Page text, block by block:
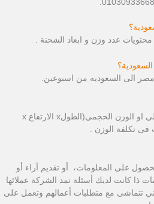
عدد وزن و ابعاد الشحنة .
الى السعوديه من اسبوعين.
حساب تكلفة الشحن بالوزن الفغلى او الوزن الحجمى(الطولx الارتفاع x
على المعلومات، أو تقديم آراء أو
ذا كانت لديك أسئلة تمد الشركة عملائها
تتماشى مع متطلبات أعمالهم وتعمل على